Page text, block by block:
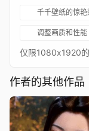
千千壁纸的惊艳
调整画质和性能
作者的其他作品